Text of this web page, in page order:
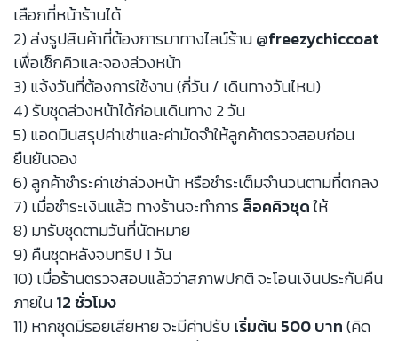
เลือกที่หน้าร้านได้
2) ส่งรูปสินค้าที่ต้องการมาทางไลน์ร้าน@freezychiccoat
เพื่อเช็กคิวและจองล่วงหน้า
3) แจ้งวันที่ต้องการใช้งาน (กี่วัน / เดินทางวันไหน)
4) รับชุดล่วงหน้าได้ก่อนเดินทาง 2 วัน
5) แอดมินสรุปค่าเช่าและค่ามัดจำให้ลูกค้าตรวจสอบก่อน
ยืนยันจอง
6) ลูกค้าชำระค่าเช่าล่วงหน้า หรือชำระเต็มจำนวนตามที่ตกลง
7) เมื่อชำระเงินแล้ว ทางร้านจะทำการล็อคคิวชุดให้
8) มารับชุดตามวันที่นัดหมาย
9) คืนชุดหลังจบทริป 1 วัน
10) เมื่อร้านตรวจสอบแล้วว่าสภาพปกติ จะโอนเงินประกันคืน
ภายใน12 ชั่วโมง
11) หากชุดมีรอยเสียหาย จะมีค่าปรับเริ่มต้น 500 บาท(คิด